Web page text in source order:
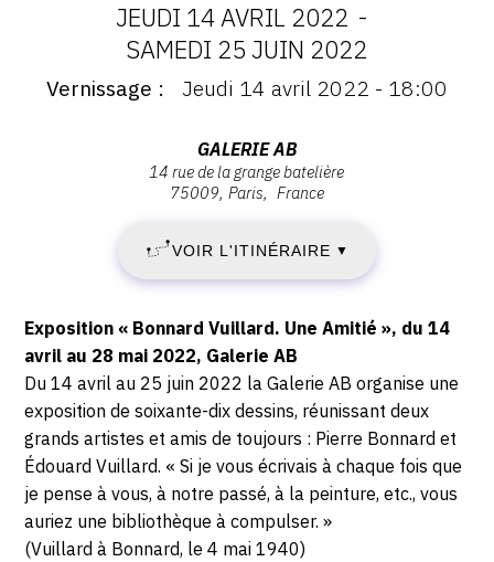
DATES
:
JEUDI
14
AVRIL
2022
-
SAMEDI
25
JUIN
2022
JEUDI 14 AVRIL 2022 -
SAMEDI 25 JUIN 2022
Vernissage
Vernissage Jeudi 14 avril 2022 - 18:00
de
Grange
Batelière,
75009
Paris
GALERIE AB
14 rue de la grange batelière
75009 Paris France
VOIR L'ITINÉRAIRE ▼
Description,
horaires...
Exposition « Bonnard Vuillard. Une Amitié », du 14
avril au 28 mai 2022, Galerie AB
Du 14 avril au 25 juin 2022 la Galerie AB organise une
exposition de soixante-dix dessins, réunissant deux
grands artistes et amis de toujours : Pierre Bonnard et
Édouard Vuillard. « Si je vous écrivais à chaque fois que
je pense à vous, à notre passé, à la peinture, etc., vous
auriez une bibliothèque à compulser. »
(Vuillard à Bonnard, le 4 mai 1940)